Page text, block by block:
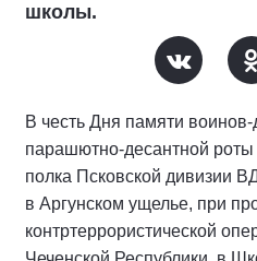
школы.
В честь Дня памяти воинов-
парашютно-десантной роты
полка Псковской дивизии
в Аргунском ущелье, при
контртеррористической